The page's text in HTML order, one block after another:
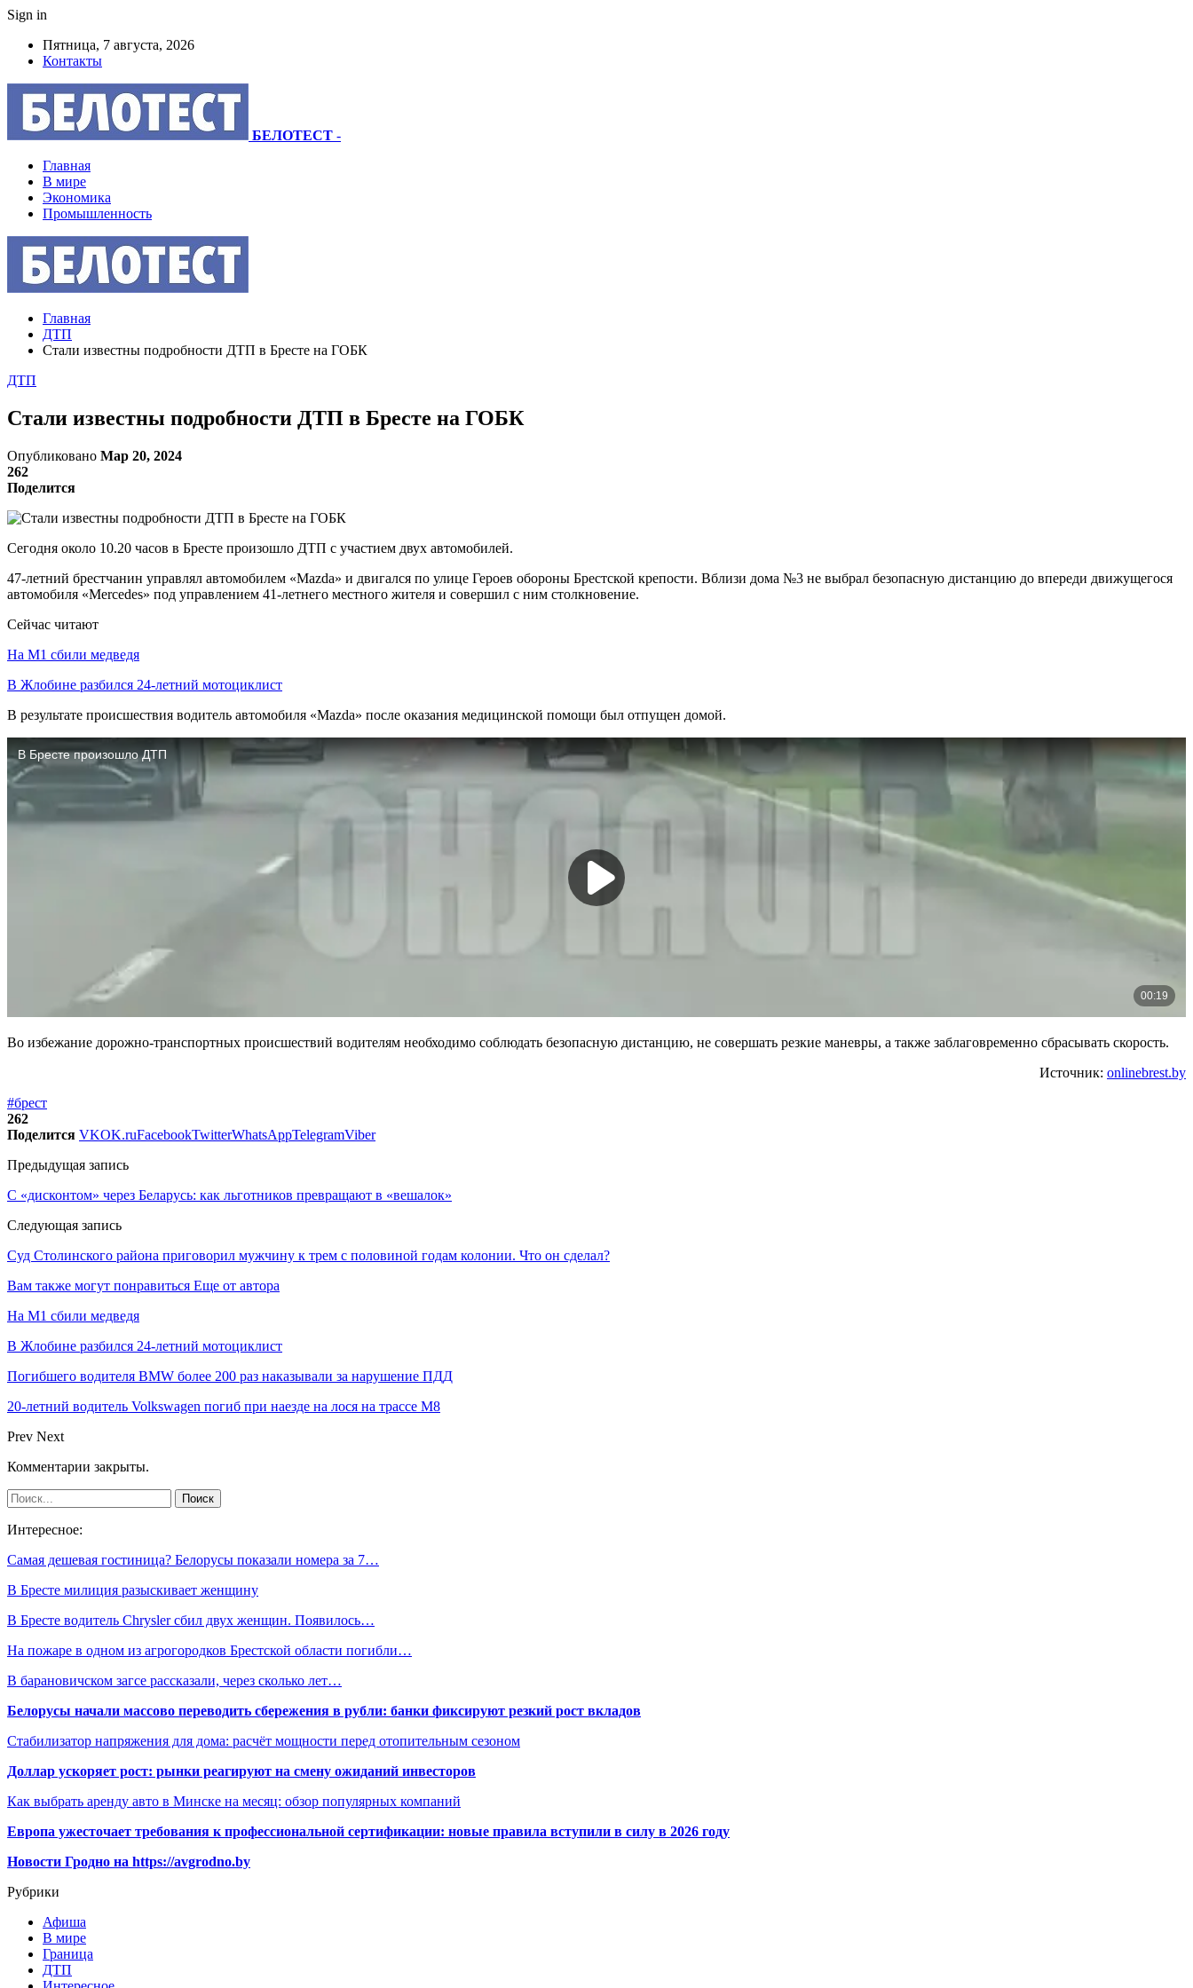
Sign in
Пятница, 7 августа, 2026
Контакты
БЕЛОТЕСТ -
Главная
В мире
Экономика
Промышленность
Главная
ДТП
Стали известны подробности ДТП в Бресте на ГОБК
ДТП
Стали известны подробности ДТП в Бресте на ГОБК
Опубликовано Мар 20, 2024
262
Поделится
Сегодня около 10.20 часов в Бресте произошло ДТП с участием двух автомобилей.
47-летний брестчанин управлял автомобилем «Mazda» и двигался по улице Героев обороны Брестской крепости. Вблизи дома №3 не выбрал безопасную дистанцию до впереди движущегося
автомобиля «Mercedes» под управлением 41-летнего местного жителя и совершил с ним столкновение.
Сейчас читают
На М1 сбили медведя
В Жлобине разбился 24-летний мотоциклист
В результате происшествия водитель автомобиля «Mazda» после оказания медицинской помощи был отпущен домой.
Во избежание дорожно-транспортных происшествий водителям необходимо соблюдать безопасную дистанцию, не совершать резкие маневры, а также заблаговременно сбрасывать скорость.
Источник: onlinebrest.by
#брест
262
Поделится VKOK.ruFacebookTwitterWhatsAppTelegramViber
Предыдущая запись
С «дисконтом» через Беларусь: как льготников превращают в «вешалок»
Следующая запись
Суд Столинского района приговорил мужчину к трем с половиной годам колонии. Что он сделал?
Вам также могут понравиться Еще от автора
На М1 сбили медведя
В Жлобине разбился 24-летний мотоциклист
Погибшего водителя BMW более 200 раз наказывали за нарушение ПДД
20-летний водитель Volkswagen погиб при наезде на лося на трассе М8
Prev Next
Комментарии закрыты.
Интересное:
Самая дешевая гостиница? Белорусы показали номера за 7…
В Бресте милиция разыскивает женщину
В Бресте водитель Chrysler сбил двух женщин. Появилось…
На пожаре в одном из агрогородков Брестской области погибли…
В барановичском загсе рассказали, через сколько лет…
Белорусы начали массово переводить сбережения в рубли: банки фиксируют резкий рост вкладов
Стабилизатор напряжения для дома: расчёт мощности перед отопительным сезоном
Доллар ускоряет рост: рынки реагируют на смену ожиданий инвесторов
Как выбрать аренду авто в Минске на месяц: обзор популярных компаний
Европа ужесточает требования к профессиональной сертификации: новые правила вступили в силу в 2026 году
Новости Гродно на https://avgrodno.by
Рубрики
Афиша
В мире
Граница
ДТП